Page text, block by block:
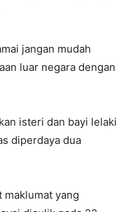
jangan mudah
luar negara dengan
isteri dan bayi lelaki
diperdaya dua
maklumat yang